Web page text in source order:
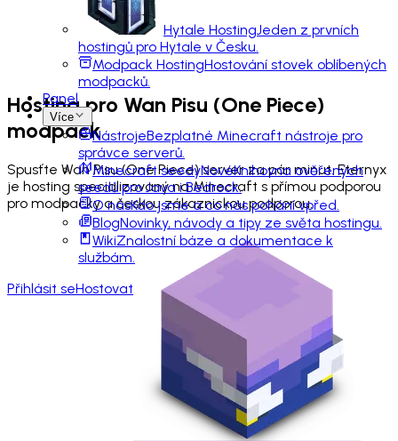
Hytale HostingJeden z prvních
hostingů pro Hytale v Česku.
Modpack HostingHostování stovek oblíbených
modpacků.
Panel
Více
NástrojeBezplatné Minecraft nástroje pro
správce serverů.
Minecraft seedyNovéKnihovna ověřených
seedů pro Java i Bedrock.
O násKdo jsme a co nás pohání vpřed.
BlogNovinky, návody a tipy ze světa hostingu.
WikiZnalostní báze a dokumentace k
službám.
Přihlásit seHostovat
Hosting pro Wan Pisu (One Piece)
modpack
Spusťte Wan Pisu (One Piece) server za pár minut. Eternyx
je hosting specializovaný na Minecraft s přímou podporou
pro modpacky a českou zákaznickou podporou.